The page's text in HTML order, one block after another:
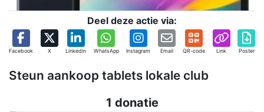
Deel deze actie via:
Facebook X Linkedin WhatsApp Instagram Email QR-code Link Poster
Steun aankoop tablets lokale club
1 donatie